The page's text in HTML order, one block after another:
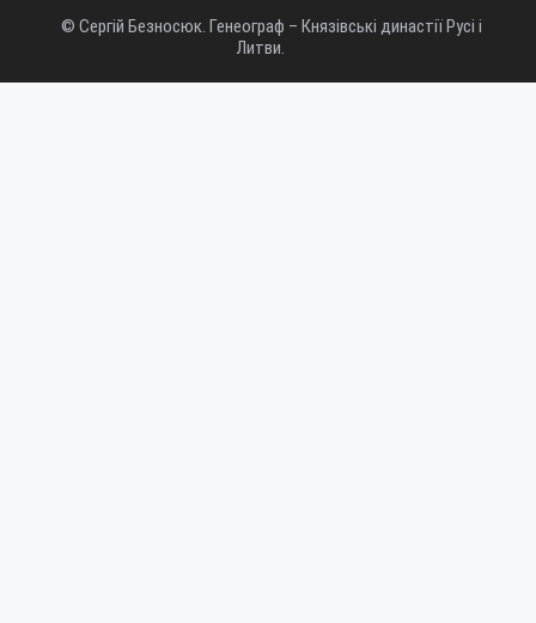
© Сергій Безносюк. Генеограф – Князівські династії Русі і
Литви.